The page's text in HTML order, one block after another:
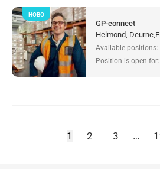
GP-connect
Helmond,
Available positions:
Position is open for:
НОВО
1 2 3 …